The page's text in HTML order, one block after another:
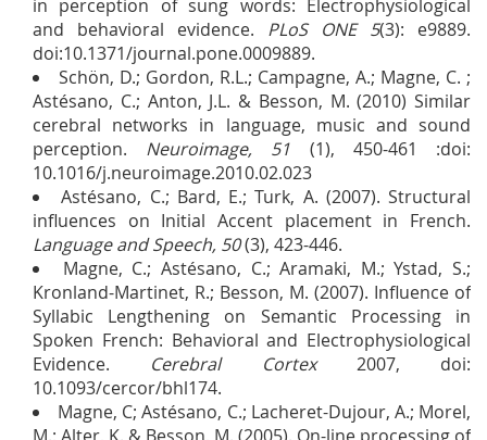
in perception of sung words: Electrophysiological
and behavioral evidence. PLoS ONE 5(3): e9889.
doi:10.1371/journal.pone.0009889.
Schön, D.; Gordon, R.L.; Campagne, A.; Magne, C. ;
Astésano, C.; Anton, J.L. & Besson, M. (2010) Similar
cerebral networks in language, music and sound
perception. Neuroimage, 51 (1), 450-461 :doi:
10.1016/j.neuroimage.2010.02.023
Astésano, C.; Bard, E.; Turk, A. (2007). Structural
influences on Initial Accent placement in French.
Language and Speech, 50(3), 423-446.
Magne, C.; Astésano, C.; Aramaki, M.; Ystad, S.;
Kronland-Martinet, R.; Besson, M. (2007). Influence of
Syllabic Lengthening on Semantic Processing in
Spoken French: Behavioral and Electrophysiological
Evidence. Cerebral Cortex2007, doi:
10.1093/cercor/bhl174.
Magne, C; Astésano, C.; Lacheret-Dujour, A.; Morel,